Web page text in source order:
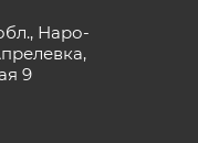
Наро-
9